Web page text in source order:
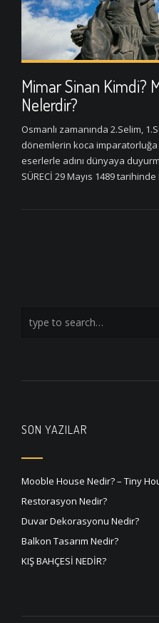
Mimar Sinan Kimdi?
Nelerdir?
Osmanlı zamanında 2.Selim,
dönemlerin koca imparatorluğa
eserlerle adını dünyaya
SÜRECİ 29 Mayıs 1489
SON YAZILAR
Mooble House Nedir? – Tiny
Restorasyon Nedir?
Duvar Dekorasyonu Nedir?
Balkon Tasarım Nedir?
KIŞ BAHÇESİ NEDİR?